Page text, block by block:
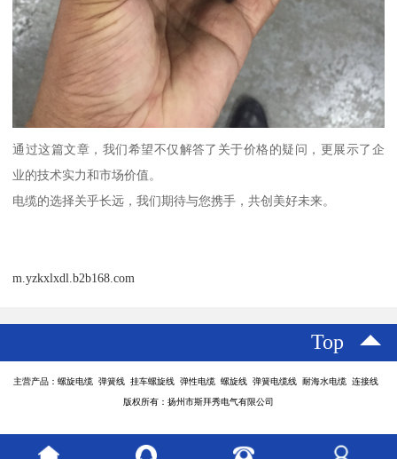
通过这篇文章，我们希望不仅解答了关于价格的疑问，更展示了企
业的技术实力和市场价值。
电缆的选择关乎长远，我们期待与您携手，共创美好未来。
m.yzkxlxdl.b2b168.com
Top
主营产品：螺旋电缆 弹簧线 挂车螺旋线 弹性电缆 螺旋线 弹簧电缆线 耐海水电缆 连接线
版权所有：扬州市斯拜秀电气有限公司